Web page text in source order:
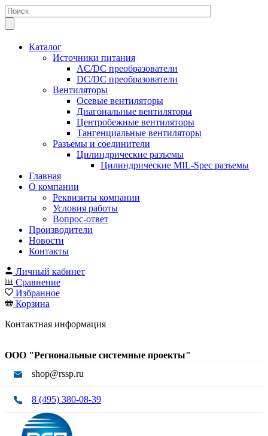
Каталог
Источники питания
AC/DC преобразователи
DC/DC преобразователи
Вентиляторы
Осевые вентиляторы
Диагональные вентиляторы
Центробежные вентиляторы
Тангенциальные вентиляторы
Разъемы и соединители
Цилиндрические разъемы
Цилиндрические MIL-Spec разъемы
Главная
О компании
Реквизиты компании
Условия работы
Вопрос-ответ
Производители
Новости
Контакты
Личный кабинет
Сравнение
Избранное
Корзина
Контактная информация
ООО "Региональные системные проекты"
shop@rssp.ru
8 (495) 380-08-39